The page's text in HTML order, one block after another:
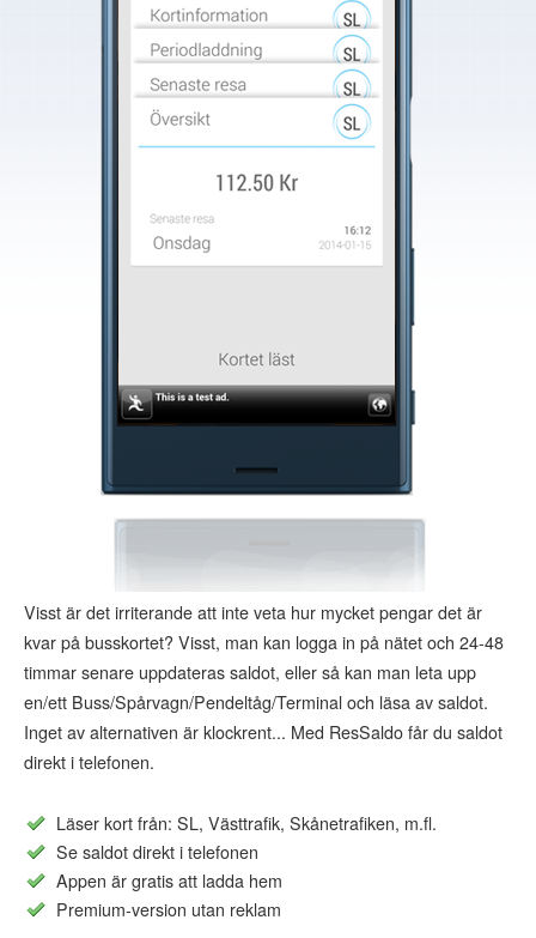
Visst är det irriterande att inte veta hur mycket pengar det är
kvar på busskortet? Visst, man kan logga in på nätet och 24-48
timmar senare uppdateras saldot, eller så kan man leta upp
en/ett Buss/Spårvagn/Pendeltåg/Terminal och läsa av saldot.
Inget av alternativen är klockrent... Med ResSaldo får du saldot
direkt i telefonen.
Läser kort från: SL, Västtrafik, Skånetrafiken, m.fl.
Se saldot direkt i telefonen
Appen är gratis att ladda hem
Premium-version utan reklam